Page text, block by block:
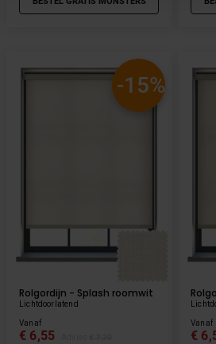
die nodig zijn voor een goed
-15%
Rolgordijn - Splash roomwit
Lichtdoorlatend
Vanaf
€ 6,55
Vanaf
€